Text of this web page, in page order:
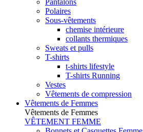
Pantalons
Polaires
Sous-vêtements
chemise intérieure
collants thermiques
Sweats et pulls
T-shirts
t-shirts lifestyle
T-shirts Running
Vestes
Vêtements de compression
Vêtements de Femmes
Vêtements de Femmes
VÊTEMENT FEMME